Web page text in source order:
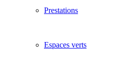
Prestations
Espaces verts